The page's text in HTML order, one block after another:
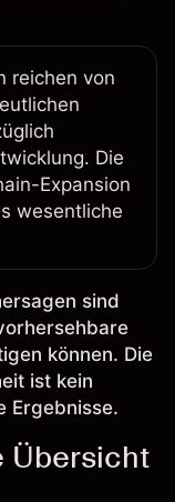
reichen von
Die
Expansion
wesentliche
sind
können. Die
ist kein
Ergebnisse.
Übersicht